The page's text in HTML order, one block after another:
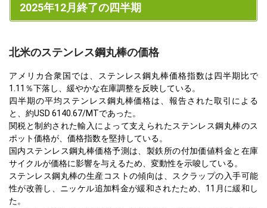
2025年12月終了の四半期
北米のステンレス鋼丸棒の価格
アメリカ合衆国では、ステンレス鋼丸棒価格指数は四半期比で
1.11％下落し、緩やかな在庫調整を反映している。
四半期の平均ステンレス鋼丸棒価格は、報告された取引による
と、約USD 6140.67/MTであった。
関税と制約された輸入によって支えられたステンレス鋼丸棒のス
ポット価格が、価格指数を堅持している。
国内ステンレス鋼丸棒価格予測は、製鉄所の付加価値料金と在庫
サイクルが価格に影響を与えるため、変動性を示唆している。
ステンレス鋼丸棒の生産コストの傾向は、スクラップの入手可能
性が改善し、ニッケル追加料金が緩和されたため、11月に緩和し
た。